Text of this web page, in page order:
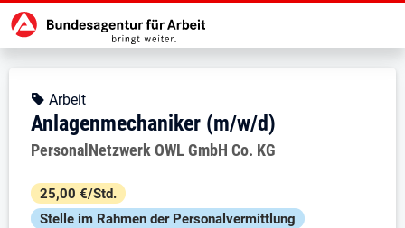
Zur Jobsuche Startseite
Stellendetails zu:
Anlagenmechaniker (m/w/d)
Anlagenmechaniker (m/w/d)
Kopfbereich
Angebotsart:
Arbeit
Anlagenmechaniker (m/w/d)
Arbeitgeber:
PersonalNetzwerk OWL GmbH Co. KG
Besondere Merkmale
25,00 €/Std.
Stelle im Rahmen der Personal­vermittlung